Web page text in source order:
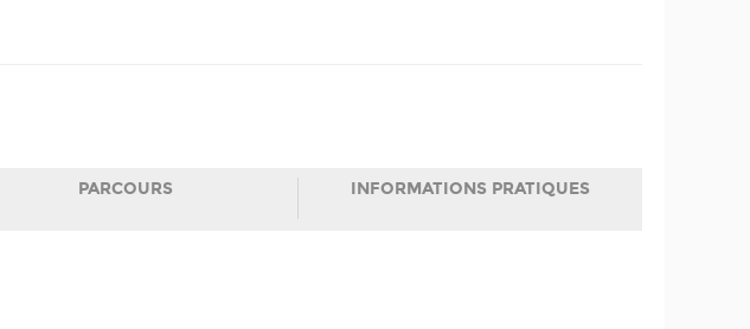
PARCOURS INFORMATIONS PRATIQUES